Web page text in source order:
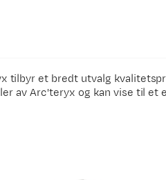
tilbyr et bredt utvalg
av Arc'teryx og kan vise til et
kvalitet. For den
oss vandrer rundt i